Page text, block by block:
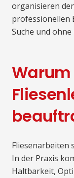
organisieren
professionellen
Suche und
Fliesenarbeiten
In der Praxis
Haltbarkeit,